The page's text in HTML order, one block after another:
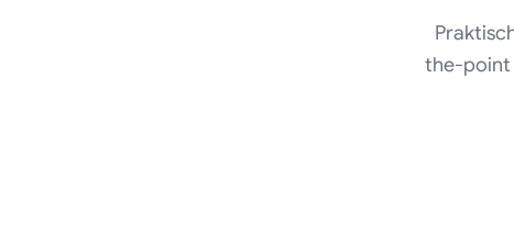
the-point